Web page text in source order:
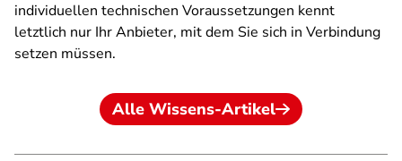
individuellen technischen Voraussetzungen kennt
letztlich nur Ihr Anbieter, mit dem Sie sich in Verbindung
setzen müssen.
Alle Wissens-Artikel